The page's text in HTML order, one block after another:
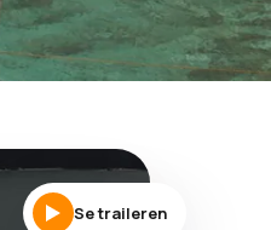
Se traileren